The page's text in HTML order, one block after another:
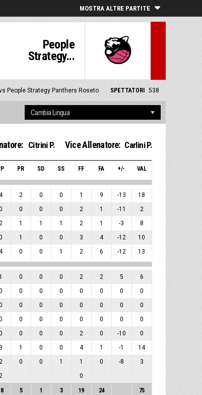
MOSTRA ALTRE PARTITE
People
Strategy...
People Strategy Panthers Roseto SPETTATORI 538
Citrini P. Vice Allenatore: Carlini P.
PR SD SS FF FA +/- VAL
2 0 0 1 9 -13 18
0 0 0 2 1 -11 2
1 1 1 2 1 -3 8
1 0 0 3 4 -12 10
0 0 1 2 6 -12 13
0 0 0 2 2 5 6
0 0 0 0 0 0 0
0 0 0 0 0 0 0
0 0 0 0 0 0 0
0 0 0 2 0 -10 0
3 1 0 0 4 1 -1 14
0 0 1 1 0 -8
3
0
5 1 3 19 24 75